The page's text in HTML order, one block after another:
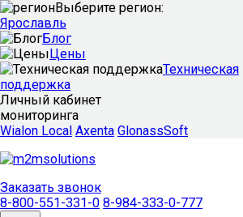
Выберите регион:
Ярославль
Блог
Цены
Техническая
поддержка
Личный кабинет
мониторинга
Wialon Local Axenta GlonassSoft
Заказать звонок
8-800-551-331-0 8-984-333-0-777